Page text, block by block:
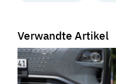
Verwandte Artikel